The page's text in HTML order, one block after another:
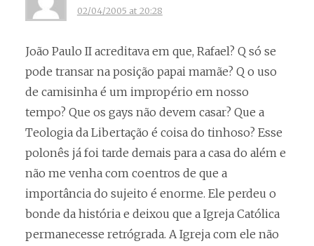
02/04/2005 at 20:28
João Paulo II acreditava em que, Rafael? Q só se
pode transar na posição papai mamãe? Q o uso
de camisinha é um impropério em nosso
tempo? Que os gays não devem casar? Que a
Teologia da Libertação é coisa do tinhoso? Esse
polonês já foi tarde demais para a casa do além e
não me venha com coentros de que a
importância do sujeito é enorme. Ele perdeu o
bonde da história e deixou que a Igreja Católica
permanecesse retrógrada. A Igreja com ele não